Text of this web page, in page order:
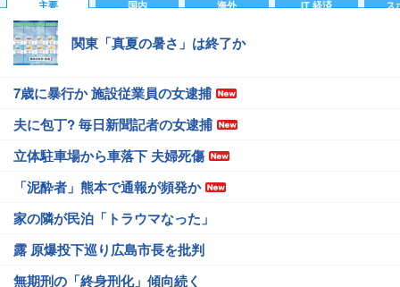
主要 国内 海外 IT 経済 ス
関東「真夏の暑さ」は終了か
7歳に暴行か 施設従業員の女逮捕
夫に包丁? 毎日新聞記者の女逮捕
立体駐車場から車落下 夫婦死傷
「泥酔者」熊本で通報が頻発か
家の隣が民泊「トラウマなった」
露 原爆投下巡り広島市長を批判
無期刑の「終身刑化」傾向続く